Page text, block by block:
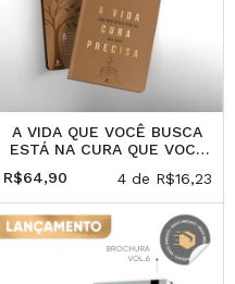
A VIDA QUE VOCÊ BUSCA
ESTÁ NA CURA QUE VOCÊ
R$64,90 4 de R$16,23